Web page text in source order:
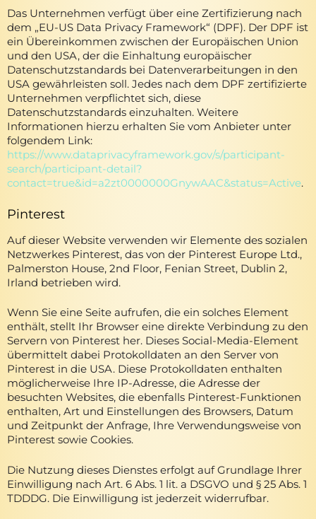
Das Unternehmen verfügt über eine Zertifizierung nach
dem „EU-US Data Privacy Framework“ (DPF). Der DPF ist
ein Übereinkommen zwischen der Europäischen Union
und den USA, der die Einhaltung europäischer
Datenschutzstandards bei Datenverarbeitungen in den
USA gewährleisten soll. Jedes nach dem DPF zertifizierte
Unternehmen verpflichtet sich, diese
Datenschutzstandards einzuhalten. Weitere
Informationen hierzu erhalten Sie vom Anbieter unter
folgendem Link:
https://www.dataprivacyframework.gov/s/participant-
search/participant-detail?
contact=true&id=a2zt0000000GnywAAC&status=Active.
Pinterest
Auf dieser Website verwenden wir Elemente des sozialen
Netzwerkes Pinterest, das von der Pinterest Europe Ltd.,
Palmerston House, 2nd Floor, Fenian Street, Dublin 2,
Irland betrieben wird.
Wenn Sie eine Seite aufrufen, die ein solches Element
enthält, stellt Ihr Browser eine direkte Verbindung zu den
Servern von Pinterest her. Dieses Social-Media-Element
übermittelt dabei Protokolldaten an den Server von
Pinterest in die USA. Diese Protokolldaten enthalten
möglicherweise Ihre IP-Adresse, die Adresse der
besuchten Websites, die ebenfalls Pinterest-Funktionen
enthalten, Art und Einstellungen des Browsers, Datum
und Zeitpunkt der Anfrage, Ihre Verwendungsweise von
Pinterest sowie Cookies.
Die Nutzung dieses Dienstes erfolgt auf Grundlage Ihrer
Einwilligung nach Art. 6 Abs. 1 lit. a DSGVO und § 25 Abs. 1
TDDDG. Die Einwilligung ist jederzeit widerrufbar.